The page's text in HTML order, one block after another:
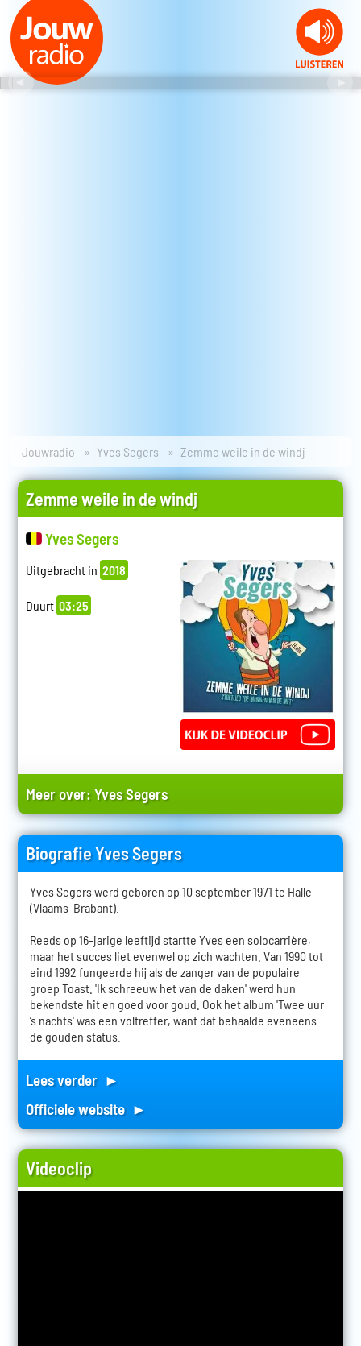
Jouwradio Yves Segers Zemme weile in de windj
Zemme weile in de windj
Yves Segers
Uitgebracht in 2018
Duurt 03:25
Meer over:Yves Segers
Biografie Yves Segers
Yves Segers werd geboren op 10 september 1971 te Halle
(Vlaams-Brabant).
Reeds op 16-jarige leeftijd startte Yves een solocarrière,
maar het succes liet evenwel op zich wachten. Van 1990 tot
eind 1992 fungeerde hij als de zanger van de populaire
groep Toast. 'Ik schreeuw het van de daken' werd hun
bekendste hit en goed voor goud. Ook het album 'Twee uur
’s nachts' was een voltreffer, want dat behaalde eveneens
de gouden status.
Lees verder ►
Officiele website ►
Videoclip